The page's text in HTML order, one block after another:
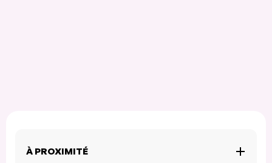
À PROXIMITÉ